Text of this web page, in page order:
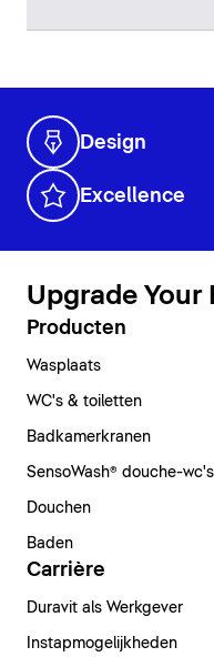
Design
Excellence
Upgrade Your
Producten
Wasplaats
WC's & toiletten
Badkamerkranen
SensoWash® douche-wc's
Douchen
Baden
Carrière
Duravit als Werkgever
Instapmogelijkheden